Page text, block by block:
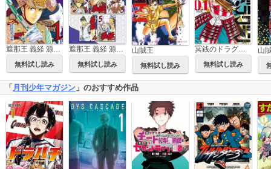
遮那王 義経 源平の合戦
無料試し読み
遮那王 義経 源平の合戦 超合本版
無料試し読み
山賊王
無料試し読み
冥銭のドラグーン
無料試し読み
山
「 月刊少年マガジン 」のおすすめ作品